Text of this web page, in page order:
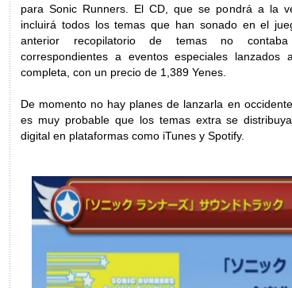
para Sonic Runners. El CD, que se pondrá a la
incluirá todos los temas que han sonado en el
anterior recopilatorio de temas no
correspondientes a eventos especiales lanzados
completa, con un precio de 1,389 Yenes.
De momento no hay planes de lanzarla en
es muy probable que los temas extra se
digital en plataformas como iTunes y Spotify.